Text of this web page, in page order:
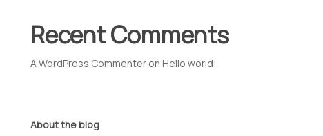
Recent Comments
A WordPress Commenteron Hello world!
About the blog